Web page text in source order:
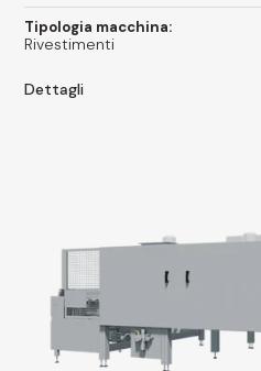
Tipologia macchina:
Rivestimenti
Dettagli